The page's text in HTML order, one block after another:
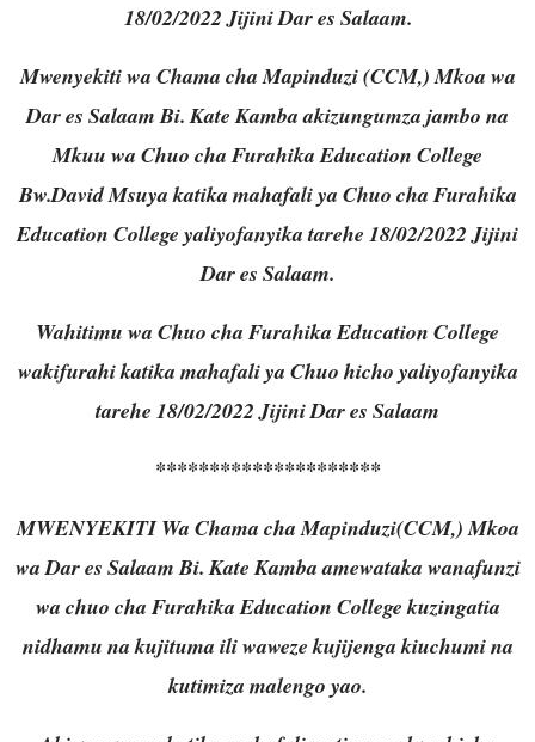
18/02/2022 Jijini Dar es Salaam.
Mwenyekiti wa Chama cha Mapinduzi (CCM,) Mkoa wa
Dar es Salaam Bi. Kate Kamba akizungumza jambo na
Mkuu wa Chuo cha Furahika Education College
Bw.David Msuya katika mahafali ya Chuo cha Furahika
Education College yaliyofanyika tarehe 18/02/2022 Jijini
Dar es Salaam.
Wahitimu wa Chuo cha Furahika Education College
wakifurahi katika mahafali ya Chuo hicho yaliyofanyika
tarehe 18/02/2022 Jijini Dar es Salaam
*********************
MWENYEKITI Wa Chama cha Mapinduzi(CCM,) Mkoa
wa Dar es Salaam Bi. Kate Kamba amewataka wanafunzi
wa chuo cha Furahika Education College kuzingatia
nidhamu na kujituma ili waweze kujijenga kiuchumi na
kutimiza malengo yao.